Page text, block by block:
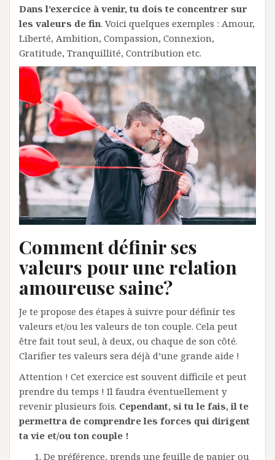
Dans l’exercice à venir, tu dois te concentrer sur
les valeurs de fin. Voici quelques exemples : Amour,
Liberté, Ambition, Compassion, Connexion,
Gratitude, Tranquillité, Contribution etc.
Comment définir ses
valeurs pour une relation
amoureuse saine?
Je te propose des étapes à suivre pour définir tes
valeurs et/ou les valeurs de ton couple. Cela peut
être fait tout seul, à deux, ou chaque de son côté.
Clarifier tes valeurs sera déjà d’une grande aide !
Attention ! Cet exercice est souvent difficile et peut
prendre du temps ! Il faudra éventuellement y
revenir plusieurs fois. Cependant, si tu le fais, il te
permettra de comprendre les forces qui dirigent
ta vie et/ou ton couple !
De préférence, prends une feuille de papier ou